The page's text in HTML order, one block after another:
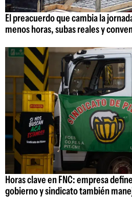
El preacuerdo que cambia la
menos horas, subas reales y
Horas clave en FNC: empresa
gobierno y sindicato también